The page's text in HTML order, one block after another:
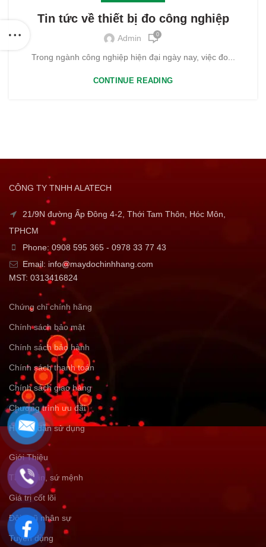
Tin tức về thiết bị đo công nghiệp
Admin 0
Trong ngành công nghiệp hiện đại ngày nay, việc đo...
CONTINUE READING
CÔNG TY TNHH ALATECH
21/9N đường Ấp Đông 4-2, Thới Tam Thôn, Hóc Môn,
TPHCM
Phone: 0908 595 365 - 0978 33 77 43
Email: info@maydochinhhang.com
MST: 0313416824
Chứng chỉ chính hãng
Chính sách bảo mật
Chính sách bảo hành
Chính sách thanh toán
Chính sách giao hàng
Chương trình ưu đãi
Hướng dẫn sử dụng
Giới Thiệu
Tầm nhìn, sứ mệnh
Giá trị cốt lõi
Đội ngũ nhân sự
Tuyển dụng